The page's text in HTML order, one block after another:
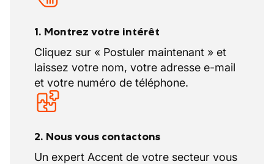
1. Montrez votre intérêt
Cliquez sur « Postuler maintenant » et
laissez votre nom, votre adresse e-mail
et votre numéro de téléphone.
2. Nous vous contactons
Un expert Accent de votre secteur vous